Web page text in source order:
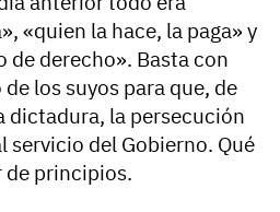
«quien la hace, la paga» y
de derecho». Basta con
los suyos para que, de
dictadura, la persecución
servicio del Gobierno. Qué
de principios.